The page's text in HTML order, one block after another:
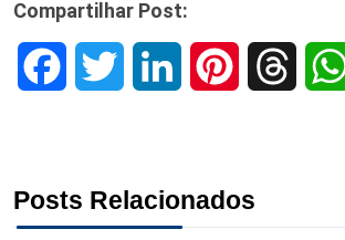
Compartilhar Post:
e t k t
Posts Relacionados